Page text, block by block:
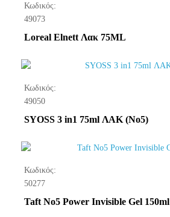
Κωδικός:
49073
Loreal Elnett Λακ 75ML
Κωδικός:
49050
SYOSS 3 in1 75ml ΛΑΚ (No5)
Κωδικός:
50277
Taft No5 Power Invisible Gel 150ml